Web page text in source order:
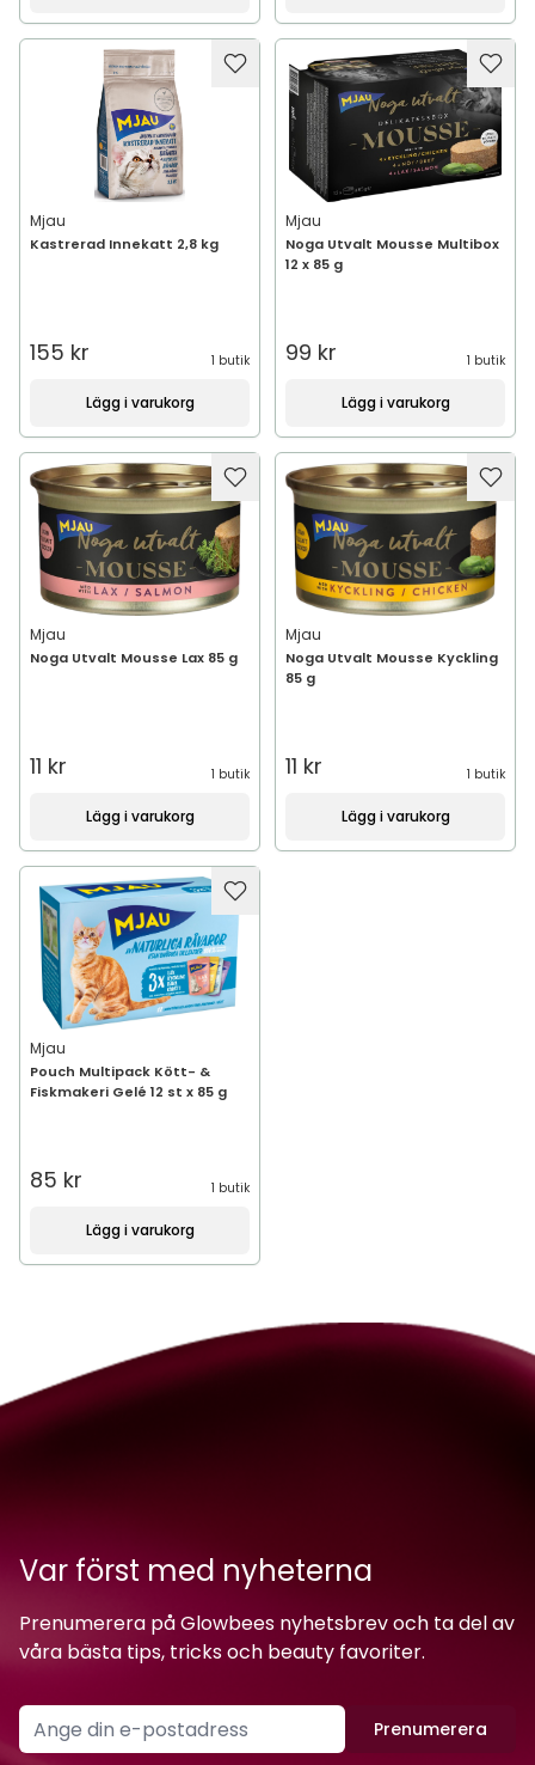
Mjau
Kastrerad Innekatt 2,8 kg
155 kr 1 butik
Lägg i varukorg
Mjau
Noga Utvalt Mousse Multibox
12 x 85 g
99 kr 1 butik
Lägg i varukorg
Mjau
Noga Utvalt Mousse Lax 85 g
11 kr 1 butik
Lägg i varukorg
Mjau
Noga Utvalt Mousse Kyckling
85 g
11 kr 1 butik
Lägg i varukorg
Mjau
Pouch Multipack Kött- &
Fiskmakeri Gelé 12 st x 85 g
85 kr 1 butik
Lägg i varukorg
Var först med nyheterna
Prenumerera på Glowbees nyhetsbrev och ta del av
våra bästa tips, tricks och beauty favoriter.
Prenumerera